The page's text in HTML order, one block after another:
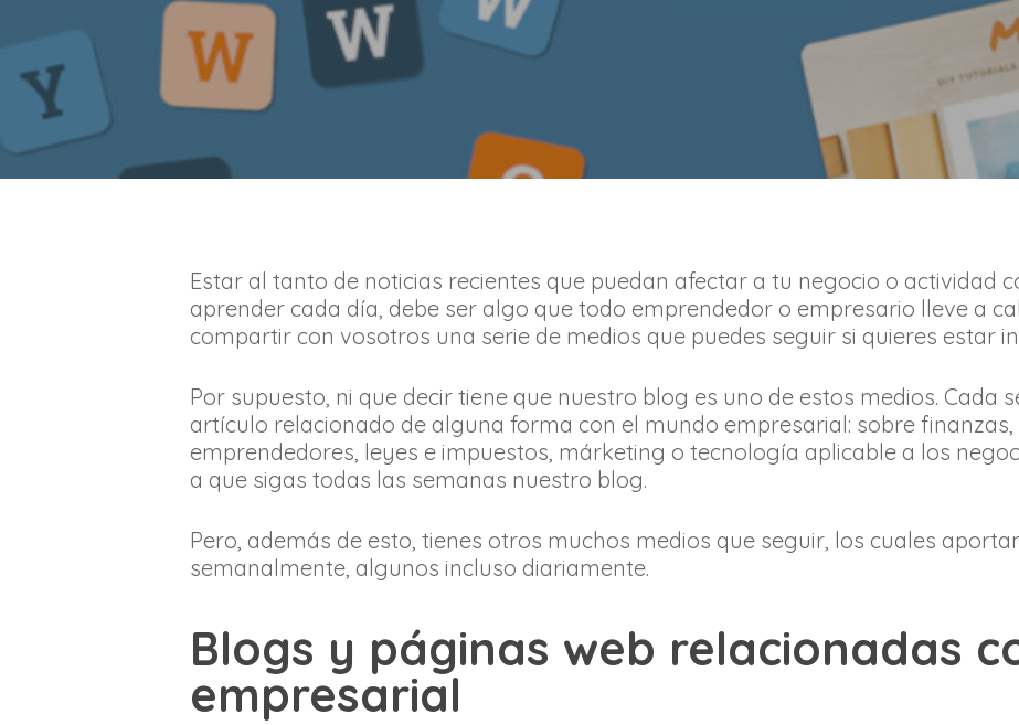
Estar al tanto de noticias recientes que puedan afectar a tu negocio o actividad
aprender cada día, debe ser algo que todo emprendedor o empresario lleve a
compartir con vosotros una serie de medios que puedes seguir si quieres estar
Por supuesto, ni que decir tiene que nuestro blog es uno de estos medios. Cada
artículo relacionado de alguna forma con el mundo empresarial: sobre finanzas,
emprendedores, leyes e impuestos, márketing o tecnología aplicable a los
a que sigas todas las semanas nuestro blog.
Pero, además de esto, tienes otros muchos medios que seguir, los cuales
semanalmente, algunos incluso diariamente.
Blogs y páginas web relacionadas
empresarial